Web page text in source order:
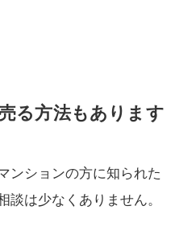
る方法もあります
ンションの方に知られた
談は少なくありません。